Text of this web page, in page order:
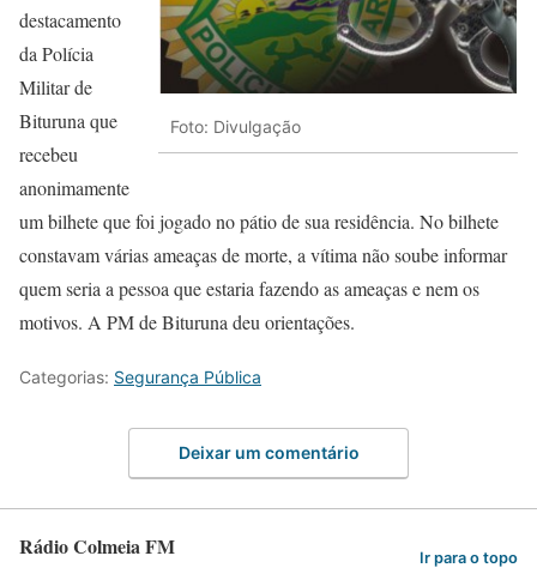
Foto: Divulgação
destacamento
da Polícia
Militar de
Bituruna que
recebeu
anonimamente
um bilhete que foi jogado no pátio de sua residência. No bilhete
constavam várias ameaças de morte, a vítima não soube informar
quem seria a pessoa que estaria fazendo as ameaças e nem os
motivos. A PM de Bituruna deu orientações.
Categorias: Segurança Pública
Deixar um comentário
Rádio Colmeia FM Ir para o topo